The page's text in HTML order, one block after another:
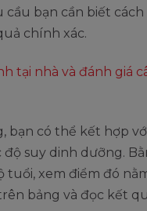
bạn cần biết cách
chính xác.
tại nhà và đánh giá
bạn có thể kết hợp
suy dinh dưỡng.
xem điểm đó
bảng và đọc kết